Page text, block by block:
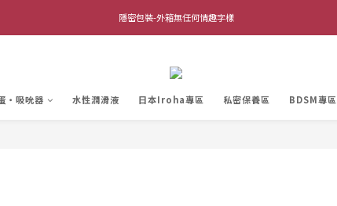
全館單筆滿$1,000 超商取貨免運費 (不含離島及海外地區)
隱密包裝-外箱無任何情趣字樣
・吸吮器 水性潤滑液 日本Iroha專區 私密保養區 BDSM專區